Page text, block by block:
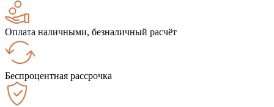
Оплата наличными, безналичный расчёт
Беспроцентная рассрочка